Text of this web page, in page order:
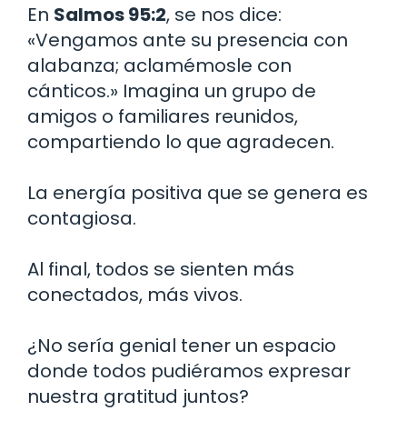
En Salmos 95:2, se nos dice:
«Vengamos ante su presencia con
alabanza; aclamémosle con
cánticos.» Imagina un grupo de
amigos o familiares reunidos,
compartiendo lo que agradecen.
La energía positiva que se genera es
contagiosa.
Al final, todos se sienten más
conectados, más vivos.
¿No sería genial tener un espacio
donde todos pudiéramos expresar
nuestra gratitud juntos?